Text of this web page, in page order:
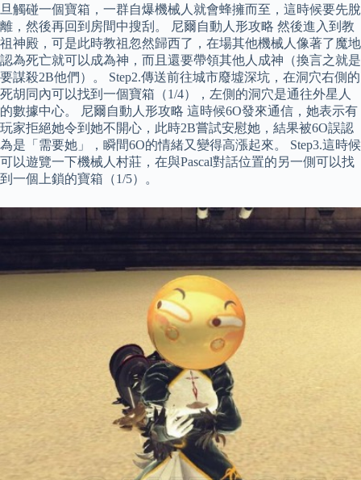
旦觸碰一個寶箱，一群自爆機械人就會蜂擁而至，這時候要先脫
離，然後再回到房間中搜刮。 尼爾自動人形攻略 然後進入到教
祖神殿，可是此時教祖忽然歸西了，在場其他機械人像著了魔地
認為死亡就可以成為神，而且還要帶領其他人成神（換言之就是
要謀殺2B他們）。 Step2.傳送前往城市廢墟深坑，在洞穴右側的
死胡同內可以找到一個寶箱（1/4），左側的洞穴是通往外星人
的數據中心。 尼爾自動人形攻略 這時候6O發來通信，她表示有
玩家拒絕她令到她不開心，此時2B嘗試安慰她，結果被6O誤認
為是「需要她」，瞬間6O的情緒又變得高漲起來。 Step3.這時候
可以遊覽一下機械人村莊，在與Pascal對話位置的另一側可以找
到一個上鎖的寶箱（1/5）。